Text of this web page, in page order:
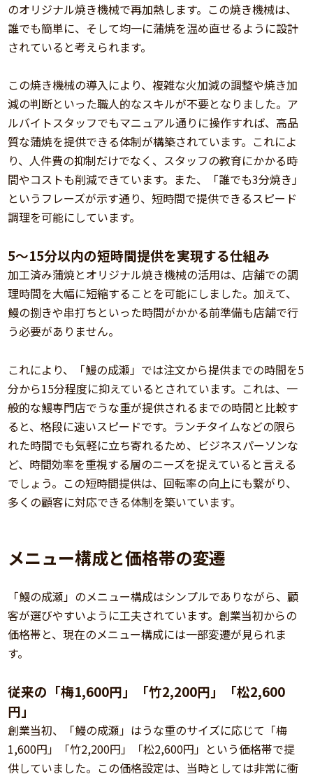
のオリジナル焼き機械で再加熱します。この焼き機械は、
誰でも簡単に、そして均一に蒲焼を温め直せるように設計
されていると考えられます。
この焼き機械の導入により、複雑な火加減の調整や焼き加
減の判断といった職人的なスキルが不要となりました。ア
ルバイトスタッフでもマニュアル通りに操作すれば、高品
質な蒲焼を提供できる体制が構築されています。これによ
り、人件費の抑制だけでなく、スタッフの教育にかかる時
間やコストも削減できています。また、「誰でも3分焼き」
というフレーズが示す通り、短時間で提供できるスピード
調理を可能にしています。
5～15分以内の短時間提供を実現する仕組み
加工済み蒲焼とオリジナル焼き機械の活用は、店舗での調
理時間を大幅に短縮することを可能にしました。加えて、
鰻の捌きや串打ちといった時間がかかる前準備も店舗で行
う必要がありません。
これにより、「鰻の成瀬」では注文から提供までの時間を5
分から15分程度に抑えているとされています。これは、一
般的な鰻専門店でうな重が提供されるまでの時間と比較す
ると、格段に速いスピードです。ランチタイムなどの限ら
れた時間でも気軽に立ち寄れるため、ビジネスパーソンな
ど、時間効率を重視する層のニーズを捉えていると言える
でしょう。この短時間提供は、回転率の向上にも繋がり、
多くの顧客に対応できる体制を築いています。
メニュー構成と価格帯の変遷
「鰻の成瀬」のメニュー構成はシンプルでありながら、顧
客が選びやすいように工夫されています。創業当初からの
価格帯と、現在のメニュー構成には一部変遷が見られま
す。
従来の「梅1,600円」「竹2,200円」「松2,600
円」
創業当初、「鰻の成瀬」はうな重のサイズに応じて「梅
1,600円」「竹2,200円」「松2,600円」という価格帯で提
供していました。この価格設定は、当時としては非常に衝